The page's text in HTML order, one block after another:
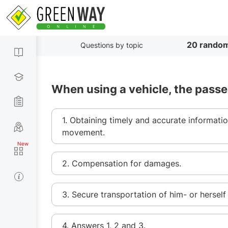
Questions by topic 20
When using a vehicle, the
1. Obtaining timely and accurate
movement.
2. Compensation for damages.
3. Secure transportation of him- or
4. Answers 1, 2 and 3.